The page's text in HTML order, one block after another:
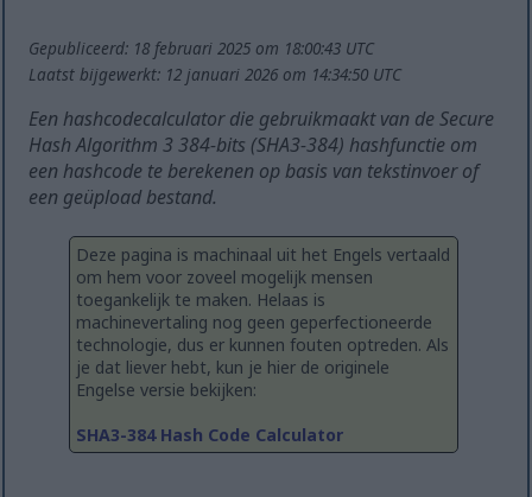
Gepubliceerd: 18 februari 2025 om 18:00:43 UTC
Laatst bijgewerkt: 12 januari 2026 om 14:34:50 UTC
Een hashcodecalculator die gebruikmaakt van de Secure
Hash Algorithm 3 384-bits (SHA3-384) hashfunctie om
een hashcode te berekenen op basis van tekstinvoer of
een geüpload bestand.
Deze pagina is machinaal uit het Engels vertaald
om hem voor zoveel mogelijk mensen
toegankelijk te maken. Helaas is
machinevertaling nog geen geperfectioneerde
technologie, dus er kunnen fouten optreden. Als
je dat liever hebt, kun je hier de originele
Engelse versie bekijken:
SHA3-384 Hash Code Calculator